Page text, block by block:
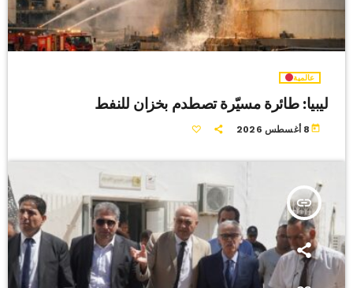
عالمية
ليبيا: طائرة مسيّرة تصطدم بخزان للنفط
today 8 أغسطس 2026
insert_link